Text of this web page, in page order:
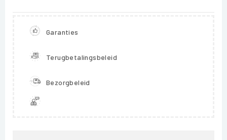
Garanties
Terugbetalingsbeleid
Bezorgbeleid